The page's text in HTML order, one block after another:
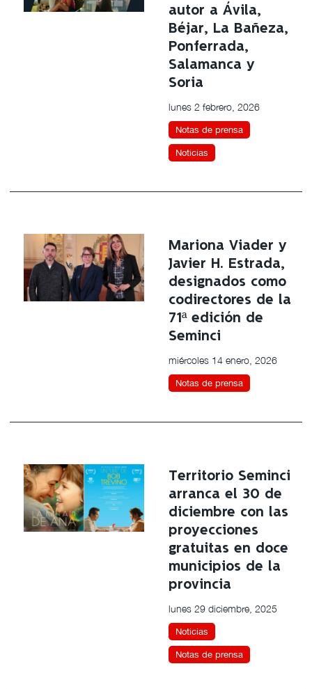
autor a Ávila,
Béjar, La Bañeza,
Ponferrada,
Salamanca y
Soria
lunes 2 febrero, 2026
Notas de prensa
Noticias
Mariona Viader y
Javier H. Estrada,
designados como
codirectores de la
71ª edición de
Seminci
miércoles 14 enero, 2026
Notas de prensa
Territorio Seminci
arranca el 30 de
diciembre con las
proyecciones
gratuitas en doce
municipios de la
provincia
lunes 29 diciembre, 2025
Noticias
Notas de prensa